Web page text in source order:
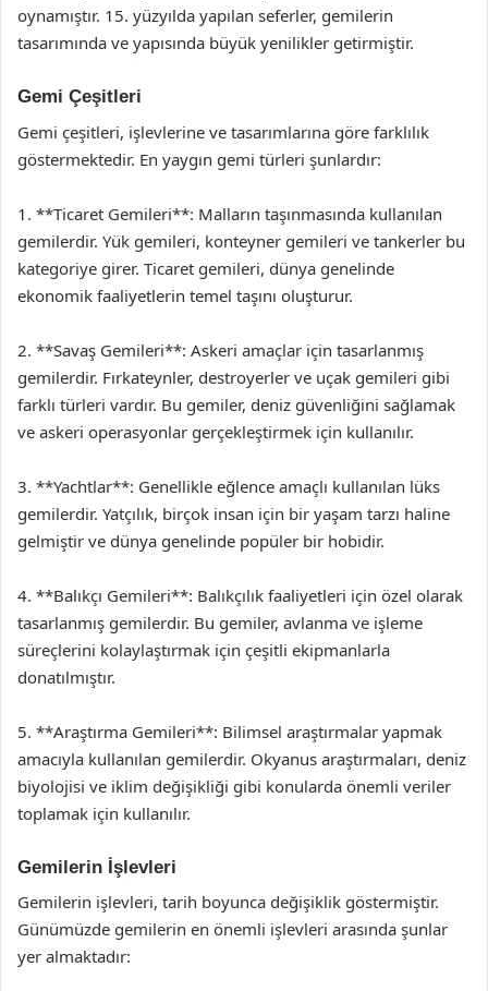
oynamıştır. 15. yüzyılda yapılan seferler, gemilerin
tasarımında ve yapısında büyük yenilikler getirmiştir.
Gemi Çeşitleri
Gemi çeşitleri, işlevlerine ve tasarımlarına göre farklılık
göstermektedir. En yaygın gemi türleri şunlardır:
1. **Ticaret Gemileri**: Malların taşınmasında kullanılan
gemilerdir. Yük gemileri, konteyner gemileri ve tankerler bu
kategoriye girer. Ticaret gemileri, dünya genelinde
ekonomik faaliyetlerin temel taşını oluşturur.
2. **Savaş Gemileri**: Askeri amaçlar için tasarlanmış
gemilerdir. Fırkateynler, destroyerler ve uçak gemileri gibi
farklı türleri vardır. Bu gemiler, deniz güvenliğini sağlamak
ve askeri operasyonlar gerçekleştirmek için kullanılır.
3. **Yachtlar**: Genellikle eğlence amaçlı kullanılan lüks
gemilerdir. Yatçılık, birçok insan için bir yaşam tarzı haline
gelmiştir ve dünya genelinde popüler bir hobidir.
4. **Balıkçı Gemileri**: Balıkçılık faaliyetleri için özel olarak
tasarlanmış gemilerdir. Bu gemiler, avlanma ve işleme
süreçlerini kolaylaştırmak için çeşitli ekipmanlarla
donatılmıştır.
5. **Araştırma Gemileri**: Bilimsel araştırmalar yapmak
amacıyla kullanılan gemilerdir. Okyanus araştırmaları, deniz
biyolojisi ve iklim değişikliği gibi konularda önemli veriler
toplamak için kullanılır.
Gemilerin İşlevleri
Gemilerin işlevleri, tarih boyunca değişiklik göstermiştir.
Günümüzde gemilerin en önemli işlevleri arasında şunlar
yer almaktadır: